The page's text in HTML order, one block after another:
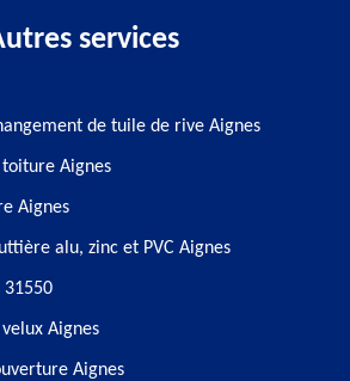
services
de tuile de rive Aignes
toiture Aignes
Aignes
alu, zinc et PVC Aignes
31550
Aignes
Aignes